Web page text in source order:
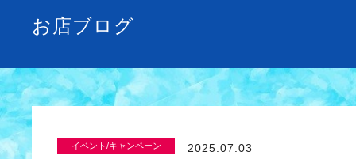
お店ブログ
イベント/キャンペーン 2025.07.03